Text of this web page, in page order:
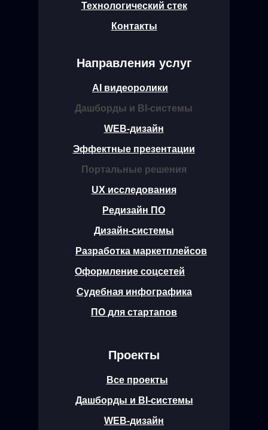
Контакты
Технологический стек
Редизайн ПО
Дизайн-системы
Разработка маркетплейсов
Оформление соцсетей
ПО для стартапов
Судебная инфографика
UX исследования
Портальные решения
Эффектные презентации
WEB-дизайн
AI видеоролики
Дашборды и BI-системы
Направления услуг
WEB-дизайн
Дашборды и BI-системы
Все проекты
Проекты